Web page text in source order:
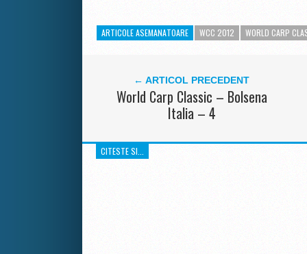
ARTICOLE ASEMANATOARE WCC 2012 WORLD CARP
← ARTICOL PRECEDENT
World Carp Classic – Bolsena
Italia – 4
CITESTE SI...